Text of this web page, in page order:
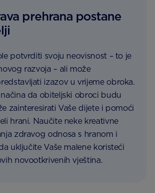
prehrana postane
potvrditi svoju neovisnost – to je
razvoja – ali može
izazov u vrijeme obroka.
da obiteljski obroci budu
zainteresirati Vaše dijete i pomoći
hrani. Naučite neke kreativne
zdravog odnosa s hranom i
uključite Vaše malene koristeći
novootkrivenih vještina.